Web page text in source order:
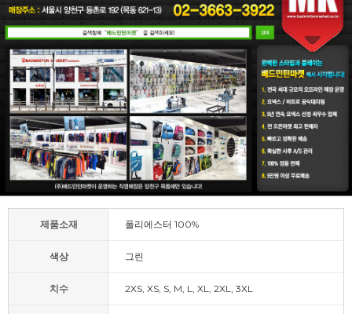
제품소재 폴리에스터 100%
색상 그린
치수 2XS, XS, S, M, L, XL, 2XL, 3XL